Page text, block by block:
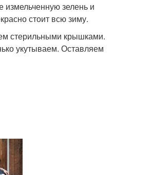
зелень и
стоит всю зиму.
стерильными крышками.
укутываем. Оставляем